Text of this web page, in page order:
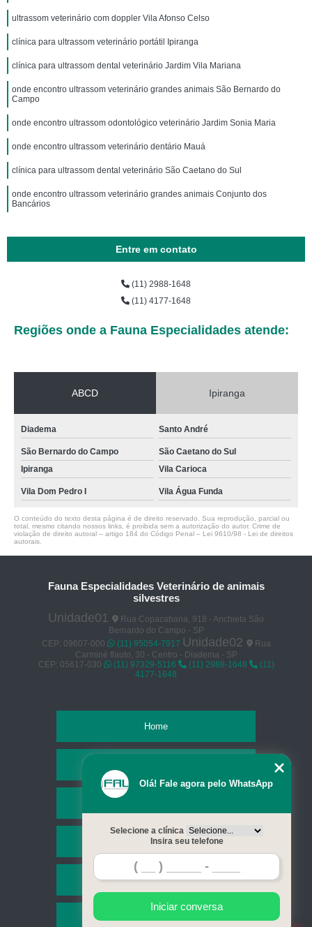
ultrassom veterinário com doppler Vila Afonso Celso
clínica para ultrassom veterinário portátil Ipiranga
clínica para ultrassom dental veterinário Jardim Vila Mariana
onde encontro ultrassom veterinário grandes animais São Bernardo do
Campo
onde encontro ultrassom odontológico veterinário Jardim Sonia Maria
onde encontro ultrassom veterinário dentário Mauá
clínica para ultrassom dental veterinário São Caetano do Sul
onde encontro ultrassom veterinário grandes animais Conjunto dos
Bancários
Entre em contato
(11) 2988-1648
(11) 4177-1648
Regiões onde a Fauna Especialidades atende:
ABCD Ipiranga
Diadema Santo André
São Bernardo do Campo
São Caetano do Sul
Ipiranga
Vila Carioca
Vila Dom Pedro I Vila Água Funda
O conteúdo do texto desta página é de direito reservado. Sua reprodução, parcial ou
total, mesmo citando nossos links, é proibida sem a autorização do autor. Crime de
violação de direito autoral – artigo 184 do Código Penal – Lei 9610/98 - Lei de direitos
autorais
Fauna Especialidades Veterinário de animais
silvestres
Unidade01
Rua Copacabana, 918 - Anchieta São
Bernardo do Campo - SP
CEP: 09607-000
(11) 95054-7917 Unidade02
Rua
Carminé flauto, 30 - Centro - Diadema - SP
CEP: 05617-030
(11) 97329-5116 (11) 2988-1648
(11)
4177-1648
Home
Serviços
Contato
Mapa do site
Olá! Fale agora pelo WhatsApp
Selecione a clínica
Insira seu telefone
Iniciar conversa